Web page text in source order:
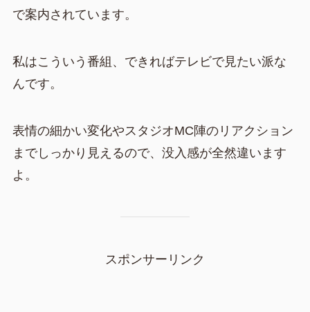
で案内されています。
私はこういう番組、できればテレビで見たい派な
んです。
表情の細かい変化やスタジオMC陣のリアクション
までしっかり見えるので、没入感が全然違います
よ。
スポンサーリンク